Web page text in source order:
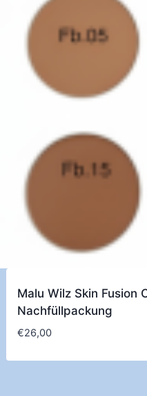
Malu Wilz Skin Fusion
Nachfüllpackung
€26,00